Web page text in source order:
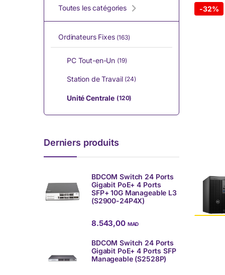
-32%
Toutes les catégories
Ordinateurs Fixes (163)
PC Tout-en-Un (19)
Station de Travail (24)
Unité Centrale (120)
Derniers produits
BDCOM Switch 24 Ports
Gigabit PoE+ 4 Ports
SFP+ 10G Manageable L3
(S2900-24P4X)
8.543,00 MAD
BDCOM Switch 24 Ports
Gigabit PoE+ 4 Ports SFP
Manageable (S2528P)